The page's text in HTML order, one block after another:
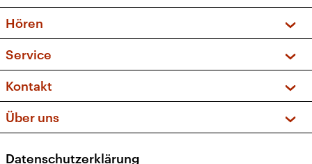
Sendungen und Podcasts
Musikliste
Kakadu – Das Kinderprogramm
Hören
Frequenzen (UKW + DAB+)
Service
FAQ
Apps
Newsletter
Kontakt
Social Media
Über uns
Datenschutzerklärung